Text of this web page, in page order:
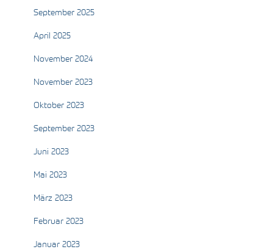
September 2025
April 2025
November 2024
November 2023
Oktober 2023
September 2023
Juni 2023
Mai 2023
März 2023
Februar 2023
Januar 2023